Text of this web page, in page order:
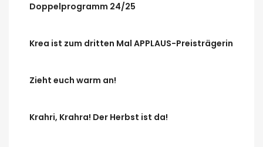
Doppelprogramm 24/25
Krea ist zum dritten Mal APPLAUS-Preisträgerin
Zieht euch warm an!
Krahri, Krahra! Der Herbst ist da!